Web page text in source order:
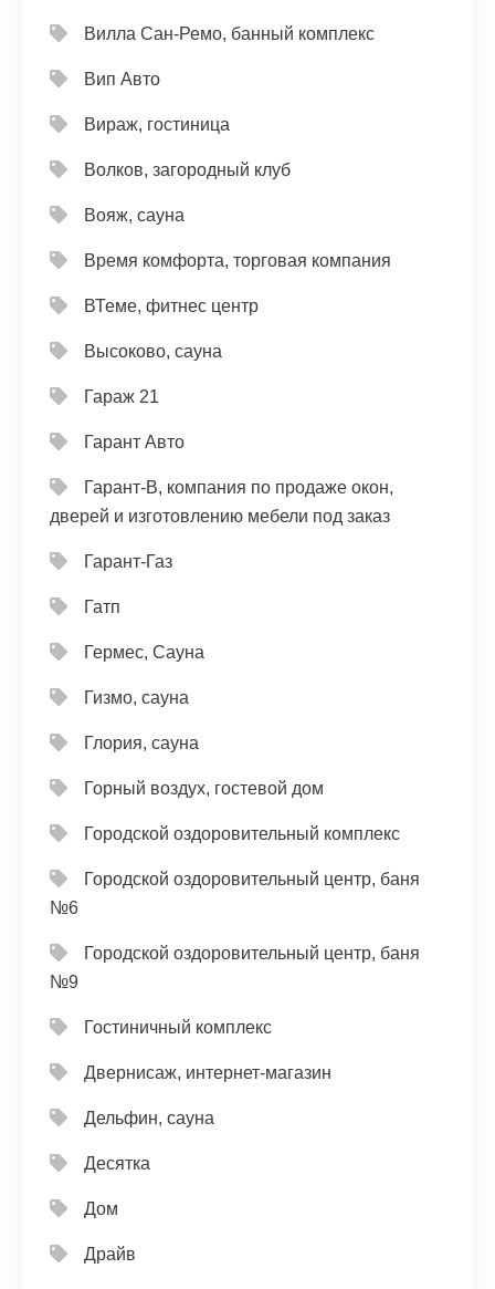
Вилла Сан-Ремо, банный комплекс
Вип Авто
Вираж, гостиница
Волков, загородный клуб
Вояж, сауна
Время комфорта, торговая компания
ВТеме, фитнес центр
Высоково, сауна
Гараж 21
Гарант Авто
Гарант-В, компания по продаже окон,
дверей и изготовлению мебели под заказ
Гарант-Газ
Гатп
Гермес, Сауна
Гизмо, сауна
Глория, сауна
Горный воздух, гостевой дом
Городской оздоровительный комплекс
Городской оздоровительный центр, баня
№6
Городской оздоровительный центр, баня
№9
Гостиничный комплекс
Двернисаж, интернет-магазин
Дельфин, сауна
Десятка
Дом
Драйв